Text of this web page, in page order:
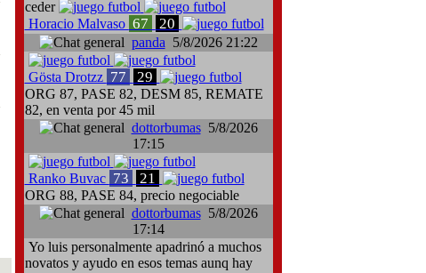
ceder
Horacio Malvaso 67 20
panda 5/8/2026 21:22
Gösta Drotzz 77 29
ORG 87, PASE 82, DESM 85, REMATE
82, en venta por 45 mil
dottorbumas5/8/2026
17:15
Ranko Buvac 73 21
ORG 88, PASE 84, precio negociable
dottorbumas5/8/2026
17:14
Yo luis personalmente apadrinó a muchos
novatos y ayudo en esos temas aunq hay